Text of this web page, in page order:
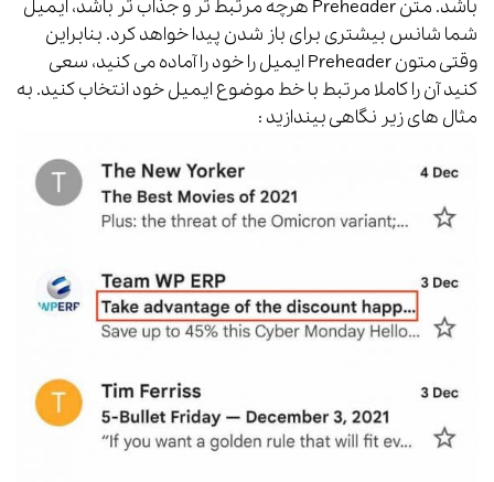
باشد. متن Preheader‌ هرچه مرتبط تر و جذاب تر باشد، ایمیل
شما شانس بیشتری برای باز شدن پیدا خواهد کرد. بنابراین
وقتی متون Preheader‌ ایمیل را خود را آماده می کنید، سعی
کنید آن را کاملا مرتبط با خط موضوع ایمیل خود انتخاب کنید. به
مثال های زیر نگاهی بیندازید :